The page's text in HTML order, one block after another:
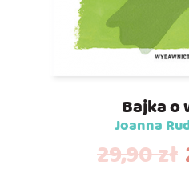
Bajka o
Joanna
29,90zł